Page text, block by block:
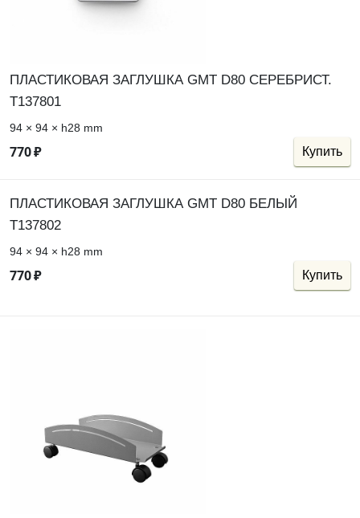
ПЛАСТИКОВАЯ ЗАГЛУШКА GMT D80 СЕРЕБРИСТ.
Т137801
94 × 94 × h28 mm
770₽ Купить
ПЛАСТИКОВАЯ ЗАГЛУШКА GMT D80 БЕЛЫЙ
Т137802
94 × 94 × h28 mm
770₽ Купить